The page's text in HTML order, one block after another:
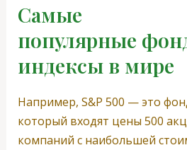
Самые
популярные
индексы в мире
Например, S&P 500 — это
который входят цены 500
компаний с наибольшей